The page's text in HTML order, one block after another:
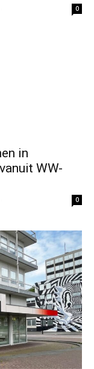
0
in
WW-
0